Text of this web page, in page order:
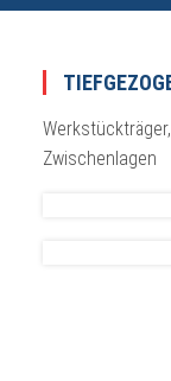
Zwischenlagen